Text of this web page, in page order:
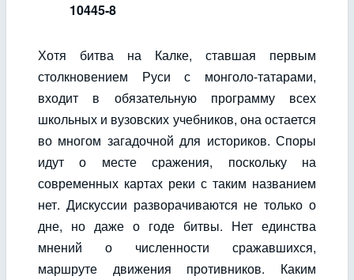
10445-8
Хотя битва на Калке, ставшая первым
столкновением Руси с монголо-татарами,
входит в обязательную программу всех
школьных и вузовских учебников, она остается
во многом загадочной для историков. Споры
идут о месте сражения, поскольку на
современных картах реки с таким названием
нет. Дискуссии разворачиваются не только о
дне, но даже о годе битвы. Нет единства
мнений о численности сражавшихся,
маршруте движения противников. Каким